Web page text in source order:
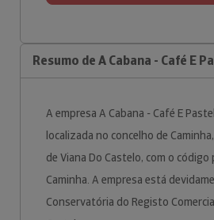
Resumo de A Cabana - Café E
A empresa A Cabana - Café E
localizada no concelho de
de Viana Do Castelo, com o
Caminha. A empresa está
Conservatória do Registo